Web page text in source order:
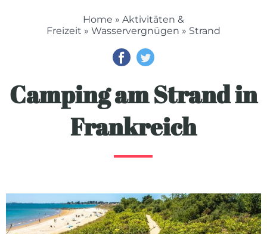
Home » Aktivitäten &
Freizeit » Wasservergnügen » Strand
Camping am Strand in
Frankreich